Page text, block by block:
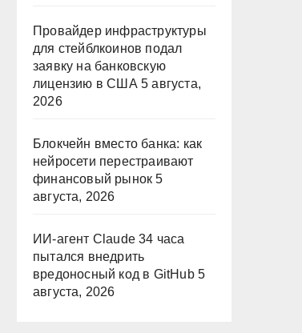
Провайдер инфраструктуры
для стейблкоинов подал
заявку на банковскую
лицензию в США 5 августа,
2026
Блокчейн вместо банка: как
нейросети перестраивают
финансовый рынок 5
августа, 2026
ИИ-агент Claude 34 часа
пытался внедрить
вредоносный код в GitHub 5
августа, 2026